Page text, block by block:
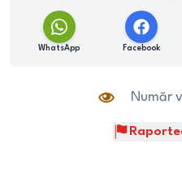
WhatsApp Facebook
Număr